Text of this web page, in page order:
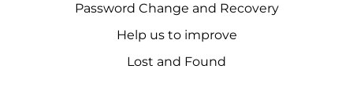
Password Change and Recovery
Help us to improve
Lost and Found